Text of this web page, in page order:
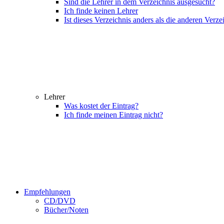
Sind die Lehrer in dem Verzeichnis ausgesucht?
Ich finde keinen Lehrer
Ist dieses Verzeichnis anders als die anderen
Lehrer
Was kostet der Eintrag?
Ich finde meinen Eintrag nicht?
Empfehlungen
CD/DVD
Bücher/Noten